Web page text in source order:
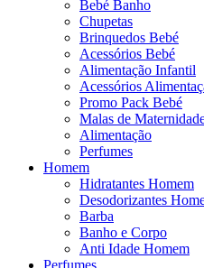
Bebé Banho
Chupetas
Brinquedos Bebé
Acessórios Bebé
Alimentação Infantil
Acessórios
Promo Pack Bebé
Malas de
Alimentação
Perfumes
Homem
Hidratantes Homem
Desodorizantes
Barba
Banho e Corpo
Anti Idade Homem
Perfumes